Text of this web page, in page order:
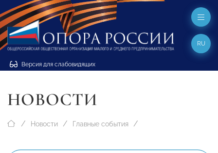
Версия для слабовидящих
RU
НОВОСТИ
Новости Главные события